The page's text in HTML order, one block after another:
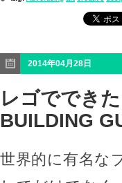
2014年04月28日
レゴででき
BUILDING
世界的に有名な